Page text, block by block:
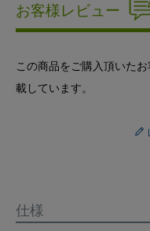
お客様レビュー
この商品をご購入頂いた
載しています。
仕様